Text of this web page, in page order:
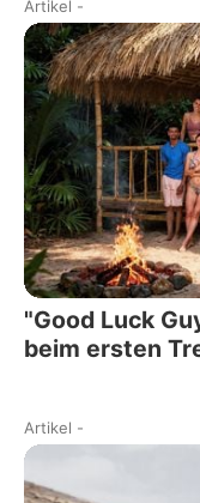
Artikel -
"Good Luck
beim ersten
Artikel -